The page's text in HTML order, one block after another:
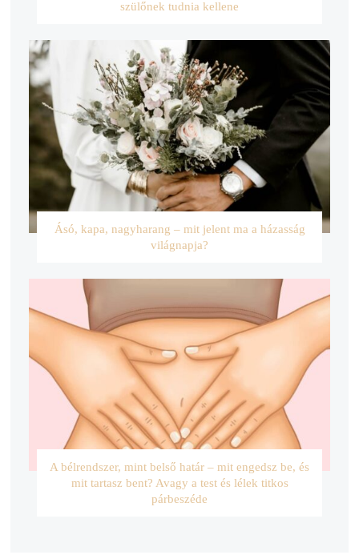
szülőnek tudnia kellene
Ásó, kapa, nagyharang – mit jelent ma a házasság
világnapja?
A bélrendszer, mint belső határ – mit engedsz be, és
mit tartasz bent? Avagy a test és lélek titkos
párbeszéde